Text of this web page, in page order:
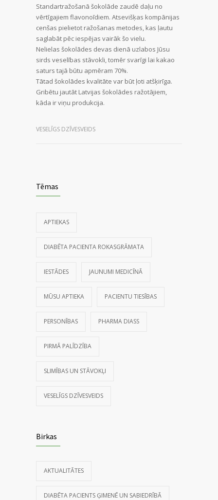
Standartražošanā šokolāde zaudē daļu no
vērtīgajiem flavonoīdiem. Atsevišķas kompānijas
cenšas pielietot ražošanas metodes, kas ļautu
saglabāt pēc iespējas vairāk šo vielu.
Nelielas šokolādes devas dienā uzlabos Jūsu
sirds veselības stāvokli, tomēr svarīgi lai kakao
saturs tajā būtu apmēram 70%.
Tātad šokolādes kvalitāte var būt ļoti atšķirīga.
Gribētu jautāt Latvijas šokolādes ražotājiem,
kāda ir viņu produkcija.
VESELĪGS DZĪVESVEIDS
Tēmas
APTIEKAS
DIABĒTA PACIENTA ROKASGRĀMATA
IESTĀDES JAUNUMI MEDICĪNĀ
MŪSU APTIEKA PACIENTU TIESĪBAS
PERSONĪBAS PHARMA DIASS
PIRMĀ PALĪDZĪBA
SLIMĪBAS UN STĀVOKĻI
VESELĪGS DZĪVESVEIDS
Birkas
AKTUALITĀTES
DIABĒTA PACIENTS ĢIMENĒ UN SABIEDRĪBĀ